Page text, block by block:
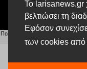
Το larisanews.gr
βελτιώσει τη
Εφόσον
των cookies από
Δικαιούχος
Πολιτική Απορρήτου Αίτηση